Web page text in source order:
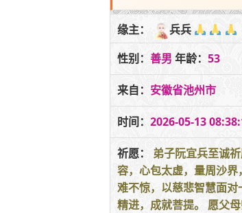
缘主：
兵兵
性别： 善男 年龄： 53
来自： 安徽省池州市
时间： 2026-05-13
祈愿：
弟子阮宜兵至诚
容，心包太虚，量周沙
难不惊，以慈悲智慧面
精进，成就菩提。 愿父